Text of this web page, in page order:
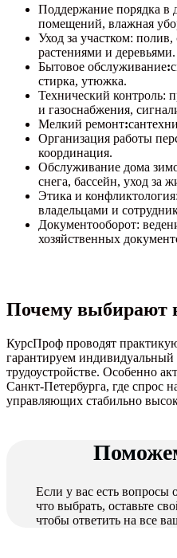
Поддержание порядка в
помещений, влажная
Уход за участком: полив,
растениями и деревьями.
Бытовое обслуживание:
стирка, утюжка.
Технический контроль:
и газоснабжения,
Мелкий ремонт:
Организация работы
координация.
Обслуживание дома
снега, бассейн, уход за
Этика и
владельцами и
Документооборот:
хозяйственных
Почему выбирают
КурсПроф проводят
гарантируем
трудоустройстве. Особенно
Санкт-Петербурга, где спрос
управляющих стабильно
Если у вас есть вопросы
что выбрать, оставьте
чтобы ответить на все